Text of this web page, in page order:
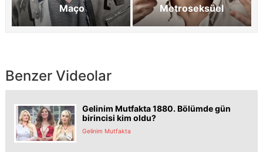
Maço Metroseksüel
Benzer Videolar
Gelinim Mutfakta 1880. Bölümde gün
birincisi kim oldu?
Gelinim Mutfakta